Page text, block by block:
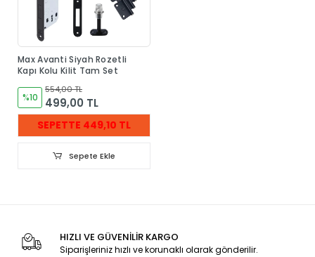
Max Avanti Siyah Rozetli
Kapı Kolu Kilit Tam Set
%10
554,00 TL
499,00 TL
SEPETTE 449,10 TL
Sepete Ekle
HIZLI VE GÜVENİLİR KARGO
Siparişleriniz hızlı ve korunaklı olarak gönderilir.